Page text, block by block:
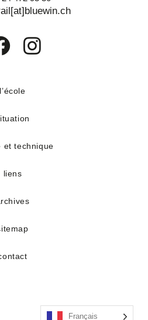
l’école
et technique
liens
Français